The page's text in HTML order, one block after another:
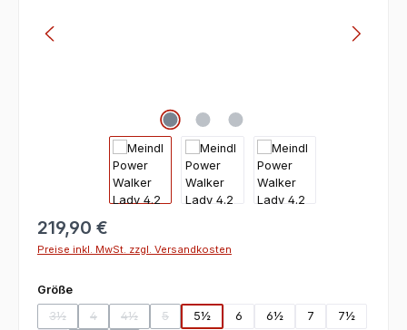
219,90 €
Preise inkl. MwSt. zzgl. Versandkosten
Größeauswählen
3½
(Diese Option ist zurzeit nicht verfügbar.)
4
(Diese Option ist zurzeit nicht verfügbar.)
4½
(Diese Option ist zurzeit nicht verfügbar.)
5
(Diese Option ist zurzeit nicht verfügbar.)
5½ 6 6½ 7
7½